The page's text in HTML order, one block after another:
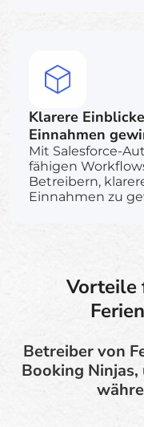
Klarere
Einnahmen
Mit Salesforce-
fähigen
Betreibern,
Einnahmen zu
Vorteile
Betreiber von
Booking